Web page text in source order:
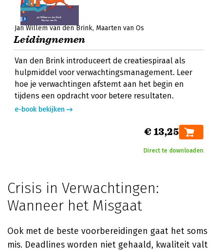
Jan Willem van den Brink Maarten van Os
Leidingnemen
Van den Brink introduceert de creatiespiraal als
hulpmiddel voor verwachtingsmanagement. Leer
hoe je verwachtingen afstemt aan het begin en
tijdens een opdracht voor betere resultaten.
e-book bekijken
€ 13,25
Direct te downloaden
Crisis in Verwachtingen:
Wanneer het Misgaat
Ook met de beste voorbereidingen gaat het soms
mis. Deadlines worden niet gehaald, kwaliteit valt